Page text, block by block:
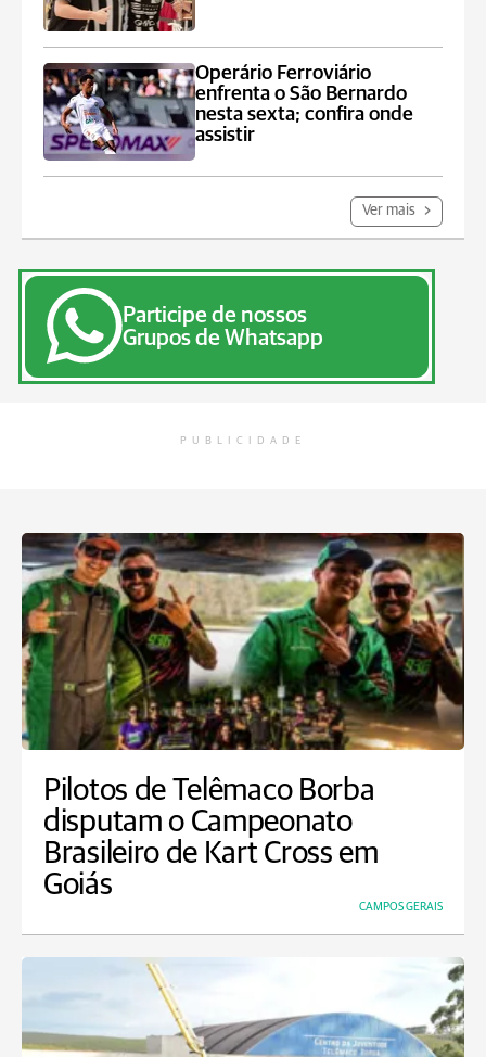
Operário Ferroviário
enfrenta o São Bernardo
nesta sexta; confira onde
assistir
Ver mais
Participe de nossos
Grupos de Whatsapp
PUBLICIDADE
Pilotos de Telêmaco Borba
disputam o Campeonato
Brasileiro de Kart Cross em
Goiás
CAMPOS GERAIS